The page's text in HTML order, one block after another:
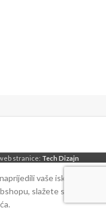
stranice: Tech Dizajn
vaše iskustvo
slažete se sa